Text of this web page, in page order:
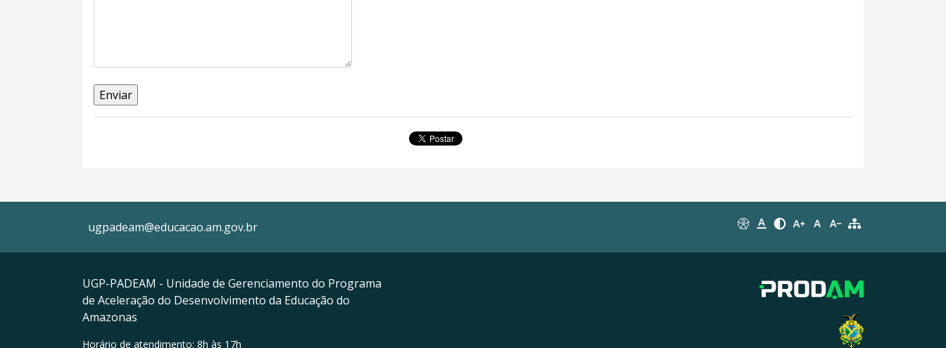
ugpadeam@educacao.am.gov.br
UGP-PADEAM - Unidade de Gerenciamento do Programa
de Aceleração do Desenvolvimento da Educação do
Amazonas
Horário de atendimento: 8h às 17h